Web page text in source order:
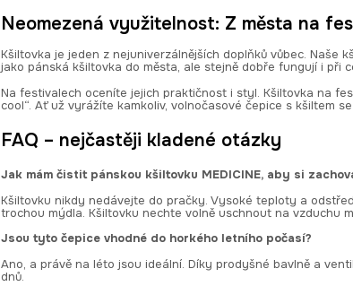
Neomezená využitelnost: Z města na
Kšiltovka je jeden z nejuniverzálnějších doplňků vůbec.
jako pánská kšiltovka do města, ale stejně dobře fungují i při
Na festivalech oceníte jejich praktičnost i styl. Kšiltovka na
cool“. Ať už vyrážíte kamkoliv, volnočasové čepice s kšiltem
FAQ – nejčastěji kladené otázky
Jak mám čistit pánskou kšiltovku MEDICINE, aby si
Kšiltovku nikdy nedávejte do pračky. Vysoké teploty a
trochou mýdla. Kšiltovku nechte volně uschnout na vzduchu
Jsou tyto čepice vhodné do horkého letního počasí?
Ano, a právě na léto jsou ideální. Díky prodyšné bavlně a
dnů.